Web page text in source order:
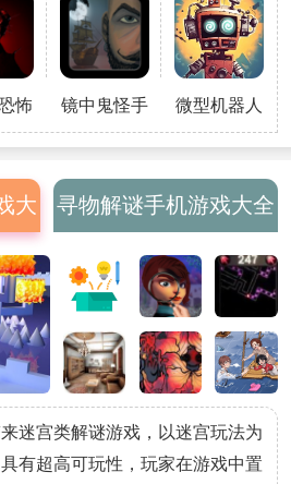
设计，增强沉浸感，让玩家仿佛
身于调查现场。4、复杂的加密
件解锁系统，
怖
镜中鬼怪手
游
微型机器人
传送门逃脱
游戏
大 寻物解谜手机游戏大全
迷宫类解谜游戏，以迷宫玩法为
有超高可玩性，玩家在游戏中置